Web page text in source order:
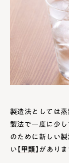
製造法としては
製法で一度に少
のために新しい
い【甲類】がありま